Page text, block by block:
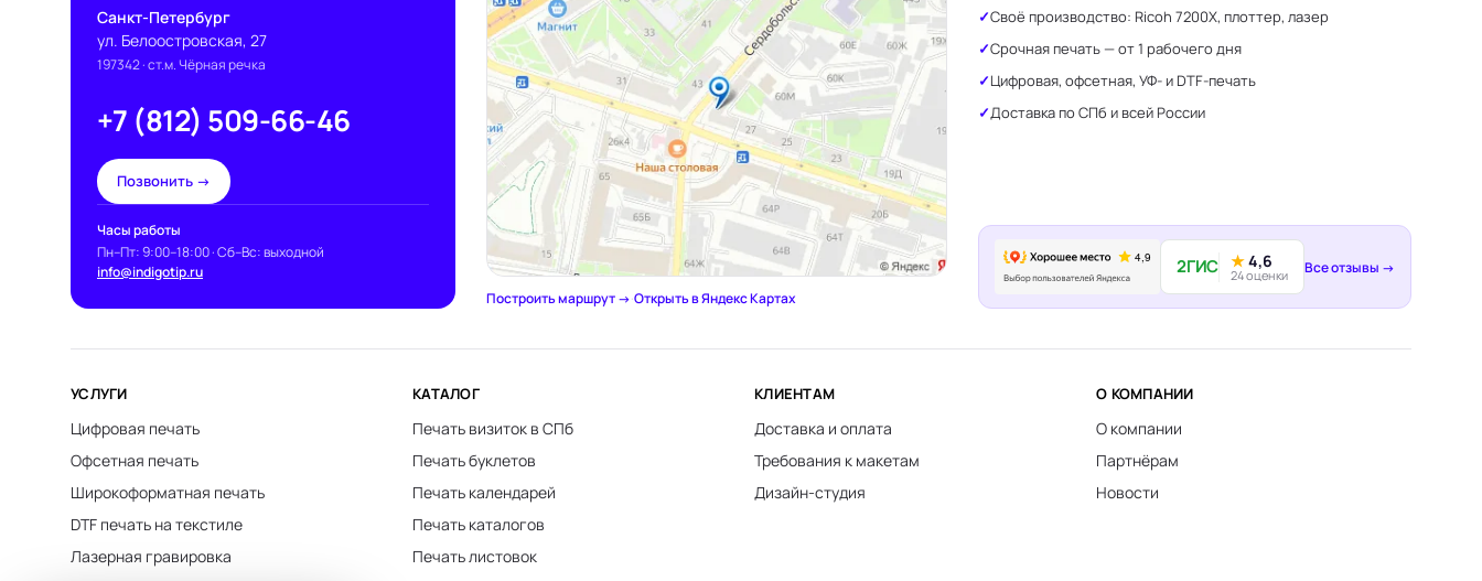
Санкт-Петербург
ул. Белоостровская, 27
197342· ст.м. Чёрная речка
+7 (812) 509-66-46
Позвонить →
Часы работы
Пн–Пт: 9:00–18:00 · Сб–Вс: выходной
info@indigotip.ru
Построить маршрут →·Открыть в Яндекс Картах
Своё производство: Ricoh 7200X, плоттер, лазер
Срочная печать — от 1 рабочего дня
Цифровая, офсетная, УФ- и DTF-печать
Доставка по СПб и всей России
2ГИС ★4,6
24 оценки Все отзывы →
УСЛУГИ
Цифровая печать
Офсетная печать
Широкоформатная печать
DTF печать на текстиле
Лазерная гравировка
КАТАЛОГ
Печать визиток в СПб
Печать буклетов
Печать календарей
Печать каталогов
Печать листовок
КЛИЕНТАМ
Доставка и оплата
Требования к макетам
Дизайн-студия
О КОМПАНИИ
О компании
Партнёрам
Новости